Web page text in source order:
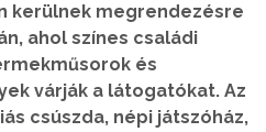
kerülnek megrendezésre
ahol színes családi
és
várják a látogatókat. Az
csúszda, népi játszóház,